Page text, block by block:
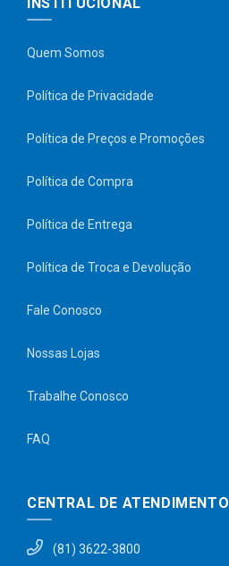
Quem Somos
Política de Privacidade
Política de Preços e Promoções
Política de Compra
Política de Entrega
Política de Troca e Devolução
Fale Conosco
Nossas Lojas
Trabalhe Conosco
FAQ
CENTRAL DE ATENDIMENTO
(81) 3622-3800